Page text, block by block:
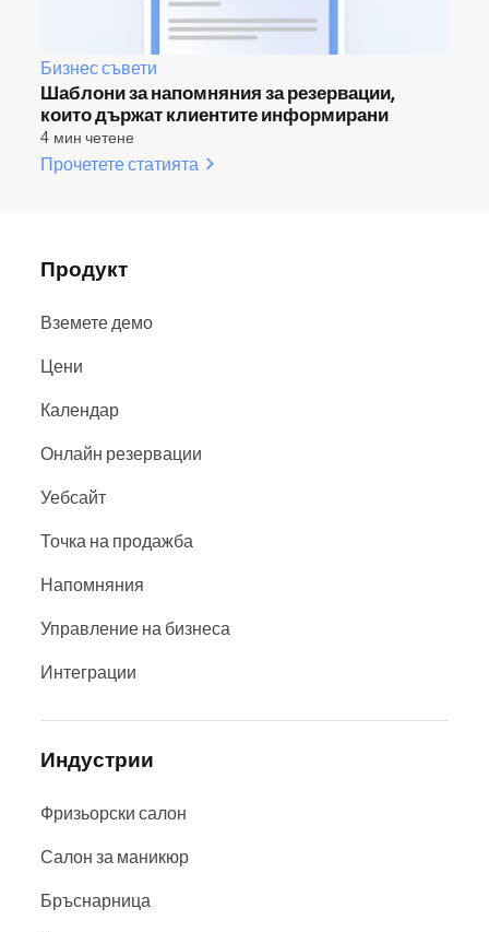
Бизнес съвети
Шаблони за напомняния за резервации,
които държат клиентите информирани
4 мин четене
Прочетете статията
Продукт
Вземете демо
Цени
Календар
Онлайн резервации
Уебсайт
Точка на продажба
Напомняния
Управление на бизнеса
Интеграции
Индустрии
Фризьорски салон
Салон за маникюр
Бръснарница